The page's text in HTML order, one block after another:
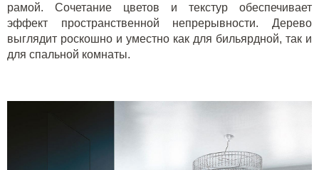
рамой. Сочетание цветов и текстур обеспечивает
эффект пространственной непрерывности. Дерево
выглядит роскошно и уместно как для бильярдной, так и
для спальной комнаты.